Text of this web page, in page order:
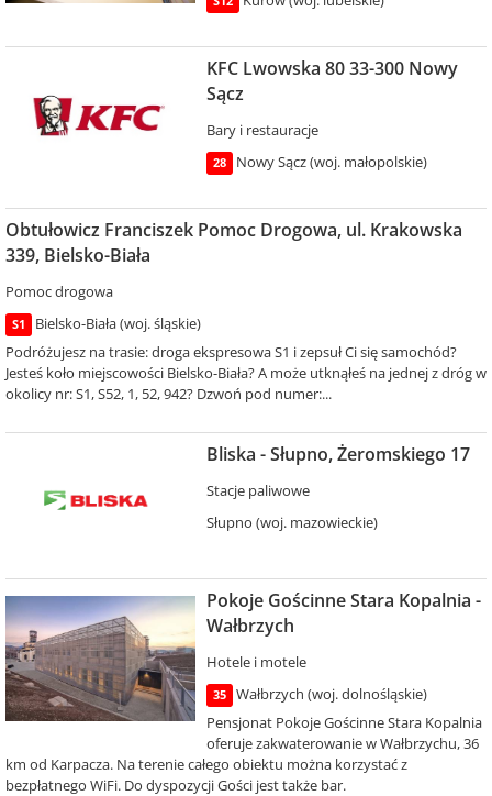
KFC Lwowska 80 33-300 Nowy
Sącz
Bary i restauracje
28 Nowy Sącz (woj. małopolskie)
Obtułowicz Franciszek Pomoc Drogowa, ul. Krakowska
339, Bielsko-Biała
Pomoc drogowa
S1
Bielsko-Biała (woj. śląskie)
Podróżujesz na trasie: droga ekspresowa S1 i zepsuł Ci się samochód?
Jesteś koło miejscowości Bielsko-Biała? A może utknąłeś na jednej z dróg w
okolicy nr: S1, S52, 1, 52, 942? Dzwoń pod numer:...
Bliska - Słupno, Żeromskiego 17
Stacje paliwowe
Słupno (woj. mazowieckie)
Pokoje Gościnne Stara Kopalnia -
Wałbrzych
Hotele i motele
35
Wałbrzych (woj. dolnośląskie)
Pensjonat Pokoje Gościnne Stara Kopalnia
oferuje zakwaterowanie w Wałbrzychu, 36
km od Karpacza. Na terenie całego obiektu można korzystać z
bezpłatnego WiFi. Do dyspozycji Gości jest także bar.